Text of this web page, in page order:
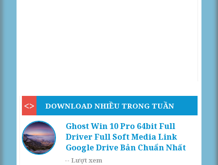
DOWNLOAD NHIỀU TRONG TUẦN
Ghost Win 10 Pro 64bit Full
Driver Full Soft Media Link
Google Drive Bản Chuẩn Nhất
-- Lượt xem